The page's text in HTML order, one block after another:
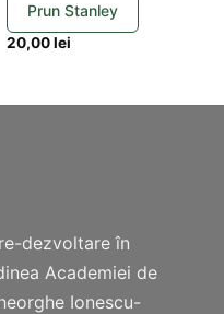
Prun Stanley
20,00lei
dezvoltare în
Academiei de
Ionescu-